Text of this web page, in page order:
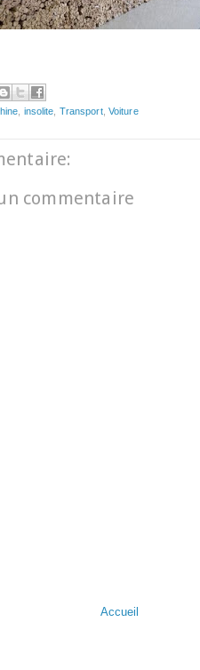
insolite Transport, Voiture
commentaire
Accueil